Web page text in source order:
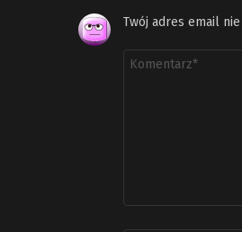
Twój adres email
Komentarz